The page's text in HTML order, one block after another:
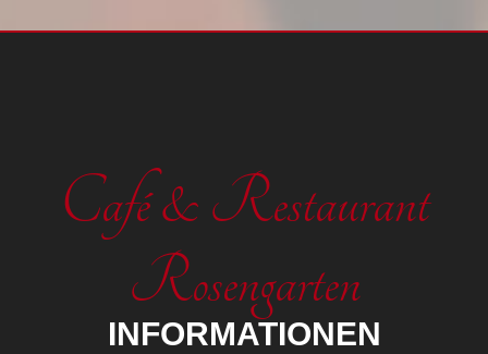
Café & Restaurant
Rosengarten
INFORMATIONEN